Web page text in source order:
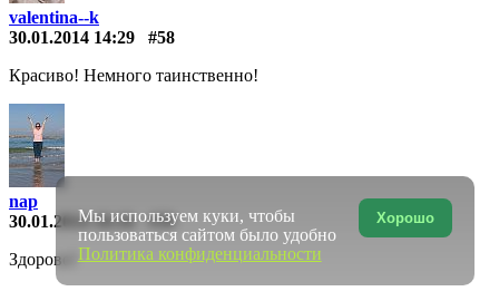
valentina--k
30.01.2014 14:29
#58
Красиво! Немного таинственно!
nap
30.01.2014 16:16
#59
Здорово!
Хорошо
Мы используем куки, чтобы
пользоваться сайтом было удобно
Политика конфиденциальности